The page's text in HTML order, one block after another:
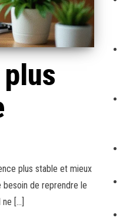
plus stable et mieux
de reprendre le
[…]